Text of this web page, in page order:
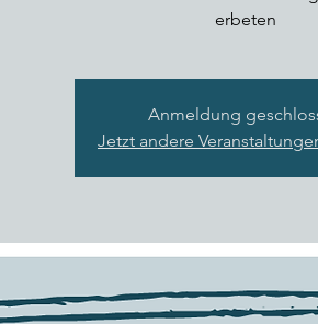
erbeten
Anmeldung
Jetzt andere